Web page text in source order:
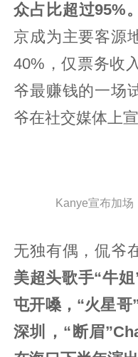
众占比超过95%。
京成为主要客源
40%，仅票务收
爷最赚钱的一场
爷在社交媒体上
Kanye宣布加场
无独有偶，侃爷
美超头歌手“牛
屯开嗓，“火星
深圳，“断眉